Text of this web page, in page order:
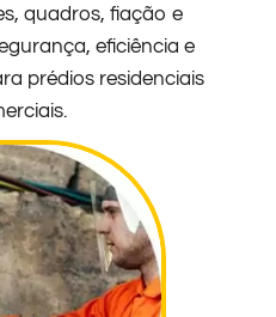
quadros, fiação e
eficiência e
prédios residenciais